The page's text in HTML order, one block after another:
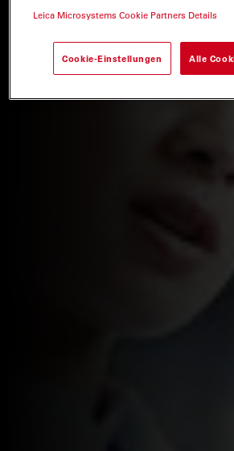
Leica Microsystems Cookie Partners Details
Cookie-Einstellungen Alle